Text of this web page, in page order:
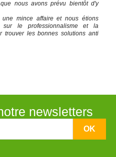
nous avons prévu bientôt d'y
mince affaire et nous étions
sur le professionnalisme et la
trouver les bonnes solutions anti
newsletters